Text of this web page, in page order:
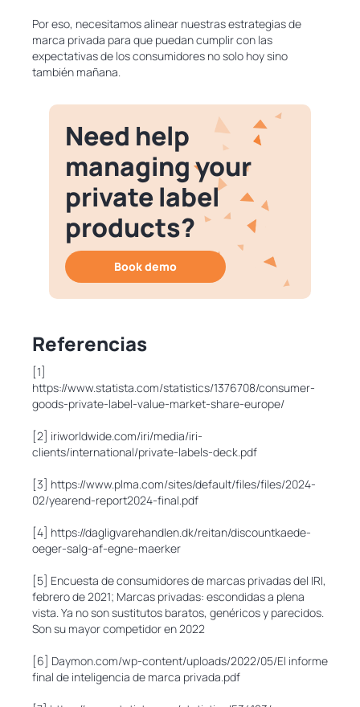
Por eso, necesitamos alinear nuestras estrategias de
marca privada para que puedan cumplir con las
expectativas de los consumidores no solo hoy sino
también mañana.
Need help
managing your
private label
products?
Book demo
Referencias
[1]
https://www.statista.com/statistics/1376708/consumer-
goods-private-label-value-market-share-europe/
[2] iriworldwide.com/iri/media/iri-
clients/international/private-labels-deck.pdf
[3] https://www.plma.com/sites/default/files/files/2024-
02/yearend-report2024-final.pdf
[4] https://dagligvarehandlen.dk/reitan/discountkaede-
oeger-salg-af-egne-maerker
[5] Encuesta de consumidores de marcas privadas del IRI,
febrero de 2021; Marcas privadas: escondidas a plena
vista. Ya no son sustitutos baratos, genéricos y parecidos.
Son su mayor competidor en 2022
[6] Daymon.com/wp-content/uploads/2022/05/El informe
final de inteligencia de marca privada.pdf